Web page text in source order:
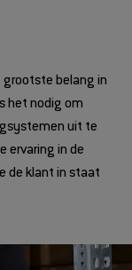
grootste belang in
het nodig om
uit te
ervaring in de
de klant in staat